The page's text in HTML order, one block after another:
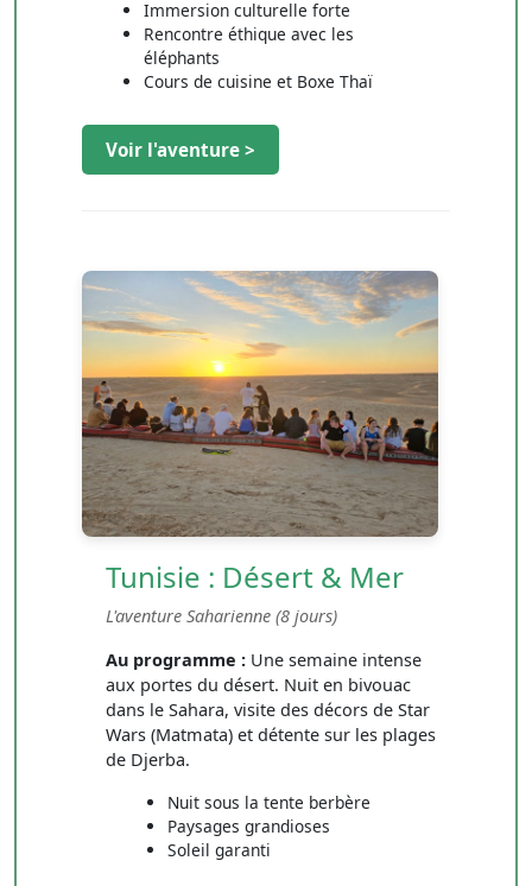
Immersion culturelle forte
Rencontre éthique avec les
éléphants
Cours de cuisine et Boxe Thaï
Voir l'aventure >
Tunisie : Désert & Mer
L'aventure Saharienne (8 jours)
Au programme : Une semaine intense
aux portes du désert. Nuit en bivouac
dans le Sahara, visite des décors de Star
Wars (Matmata) et détente sur les plages
de Djerba.
Nuit sous la tente berbère
Paysages grandioses
Soleil garanti